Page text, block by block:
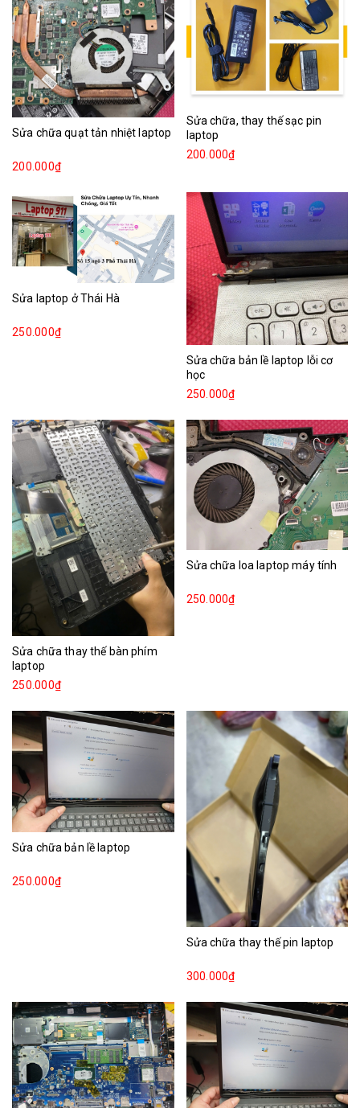
Sửa chữa quạt tản nhiệt laptop
200.000₫
Sửa chữa, thay thế sạc pin
laptop
200.000₫
Sửa laptop ở Thái Hà
250.000₫
Sửa chữa bản lề laptop lỗi cơ
học
250.000₫
Sửa chữa thay thế bàn phím
laptop
250.000₫
Sửa chữa loa laptop máy tính
250.000₫
Sửa chữa bản lề laptop
250.000₫
Sửa chữa thay thế pin laptop
300.000₫